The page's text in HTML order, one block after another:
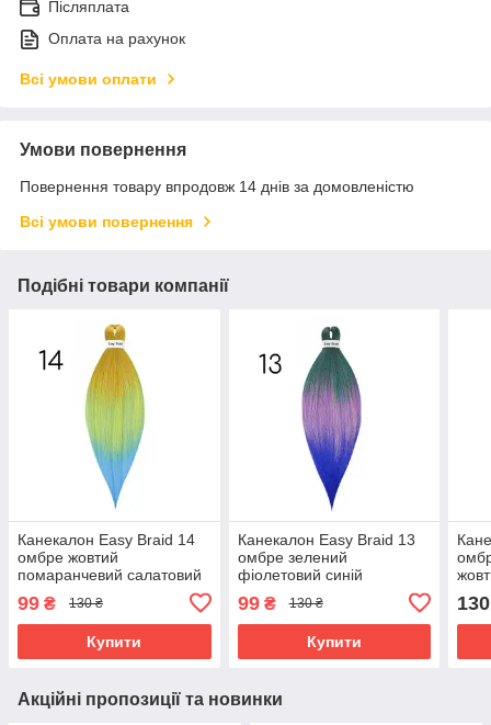
Післяплата
Оплата на рахунок
Всі умови оплати
Умови повернення
Повернення товару впродовж 14 днів за домовленістю
Всі умови повернення
Подібні товари компанії
Канекалон Easy Braid 14
омбре жовтий
помаранчевий салатовий
99 ₴ 130 ₴
Купити
Канекалон Easy Braid 13
омбре зелений
фіолетовий синій
99₴ 130 ₴
Купити
130
Акційні пропозиції та новинки